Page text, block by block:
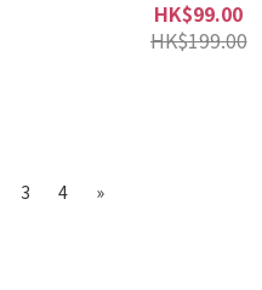
HK$99.00
HK$199.00
3 4 »